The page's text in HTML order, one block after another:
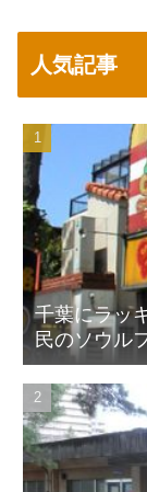
人気記事
千葉にラッ
民のソウル